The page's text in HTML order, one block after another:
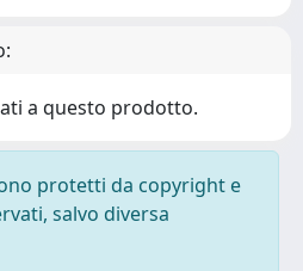
a questo prodotto.
protetti da copyright e
salvo diversa